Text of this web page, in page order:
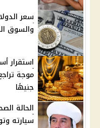
سعر
والسوق
استقرار
جنيهًا
الحالة
سيارته